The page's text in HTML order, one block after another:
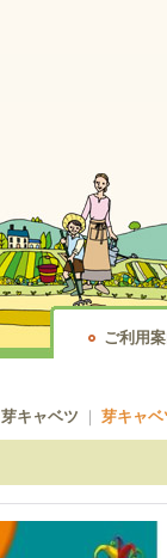
ご利用
芽キャベツ 芽キャベ